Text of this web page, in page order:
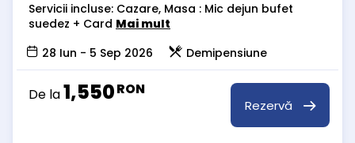
Servicii incluse: Cazare, Masa : Mic dejun bufet
suedez + Card Mai mult
28 Iun - 5 Sep 2026
Demipensiune
De la1,550RON
Rezervă